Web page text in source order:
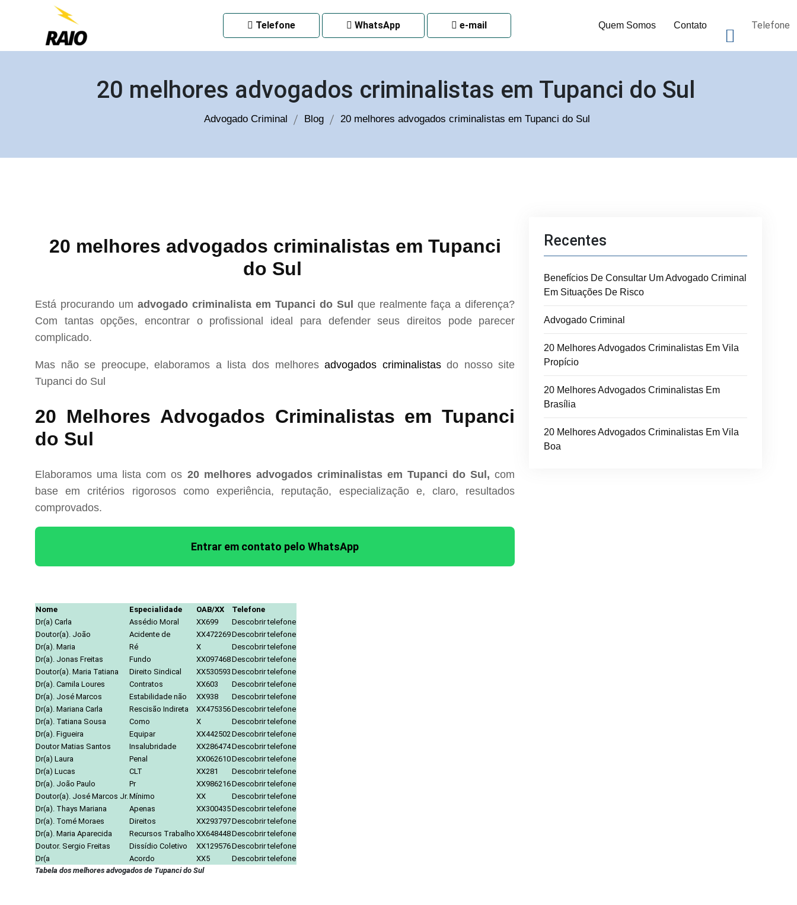
Telefone WhatsApp e-mail Quem Somos Contato Telefone
20 melhores advogados criminalistas em Tupanci do Sul
Advogado Criminal Blog 20 melhores advogados criminalistas em Tupanci do Sul
20 melhores advogados criminalistas em Tupanci
do Sul
Está procurando um advogado criminalista em Tupanci do Sul que realmente faça a diferença?
Com tantas opções, encontrar o profissional ideal para defender seus direitos pode parecer
complicado.
Mas não se preocupe, elaboramos a lista dos melhoresadvogados criminalistasdo nosso site
Tupanci do Sul
20 Melhores Advogados Criminalistas em Tupanci
do Sul
Elaboramos uma lista com os 20 melhores advogados criminalistas em Tupanci do Sul, com
base em critérios rigorosos como experiência, reputação, especialização e, claro, resultados
comprovados.
Entrar em contato pelo WhatsApp
Nome Especialidade OAB/XX
Telefone
Dr(a) Carla
Assédio Moral XX699
Descobrir telefone
Doutor(a). João
Acidente de XX472269Descobrir telefone
Dr(a). Maria
Ré X
Descobrir telefone
Dr(a). Jonas Freitas
Fundo XX097468Descobrir telefone
Doutor(a). Maria Tatiana
Direito Sindical XX530593 Descobrir telefone
Dr(a). Camila Loures
Contratos XX603
Descobrir telefone
Dr(a). José Marcos
Estabilidade não XX938
Descobrir telefone
Dr(a). Mariana Carla
Rescisão Indireta XX475356Descobrir telefone
Dr(a). Tatiana Sousa
Como X
Descobrir telefone
Dr(a). Figueira
Equipar XX442502 Descobrir telefone
Doutor Matias Santos
Insalubridade XX286474Descobrir telefone
Dr(a) Laura
Penal XX062610Descobrir telefone
Dr(a) Lucas
CLT XX281
Descobrir telefone
Dr(a). João Paulo
Pr XX986216Descobrir telefone
Doutor(a). José Marcos Jr. Mínimo XX
Descobrir telefone
Dr(a). Thays Mariana
Apenas XX300435Descobrir telefone
Dr(a). Tomé Moraes
Direitos XX293797Descobrir telefone
Dr(a). Maria Aparecida
Recursos Trabalho XX648448Descobrir telefone
Doutor. Sergio Freitas
Dissídio Coletivo XX129576Descobrir telefone
Dr(a
Acordo XX5
Descobrir telefone
Tabela dos melhores advogados de Tupanci do Sul
Recentes
Benefícios De Consultar Um Advogado Criminal
Em Situações De Risco
Advogado Criminal
20 Melhores Advogados Criminalistas Em Vila
Propício
20 Melhores Advogados Criminalistas Em
Brasília
20 Melhores Advogados Criminalistas Em Vila
Boa